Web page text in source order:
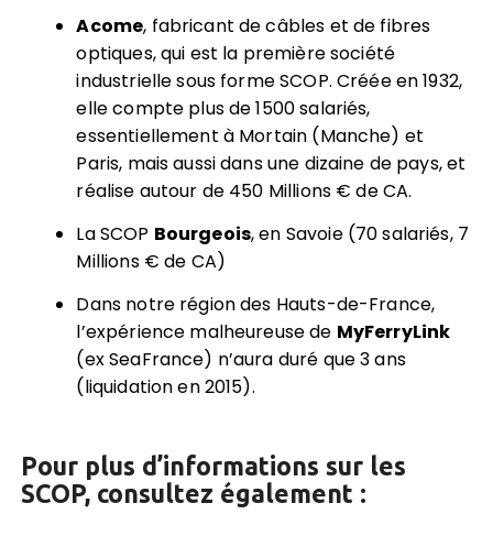
Acome, fabricant de câbles et de fibres
optiques, qui est la première société
industrielle sous forme SCOP. Créée en 1932,
elle compte plus de 1500 salariés,
essentiellement à Mortain (Manche) et
Paris, mais aussi dans une dizaine de pays, et
réalise autour de 450 Millions € de CA.
La SCOP Bourgeois, en Savoie (70 salariés, 7
Millions € de CA)
Dans notre région des Hauts-de-France,
l’expérience malheureuse de MyFerryLink
(ex SeaFrance) n’aura duré que 3 ans
(liquidation en 2015).
Pour plus d’informations sur les
SCOP, consultez également :